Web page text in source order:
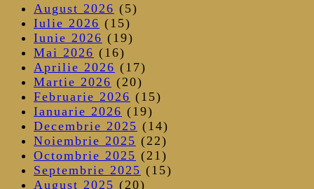
August 2026 (5)
Iulie 2026 (15)
Iunie 2026 (19)
Mai 2026 (16)
Aprilie 2026 (17)
Martie 2026 (20)
Februarie 2026 (15)
Ianuarie 2026 (19)
Decembrie 2025 (14)
Noiembrie 2025 (22)
Octombrie 2025 (21)
Septembrie 2025 (15)
August 2025 (20)